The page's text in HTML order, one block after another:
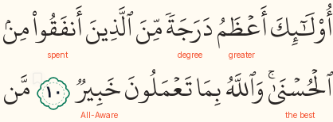
أُوْلَٰٓئِكَأَعۡظَمُ
greater
دَرَجَةٗ
degree
مِّنَٱلَّذِينَأَنفَقُواْ
spent
مِنۢ
ٱلۡحُسۡنَىٰۚ
the best
وَٱللَّهُبِمَاتَعۡمَلُونَخَبِيرٞ
All-Aware
١٠ مَّن